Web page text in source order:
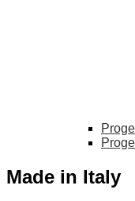
Made in Italy